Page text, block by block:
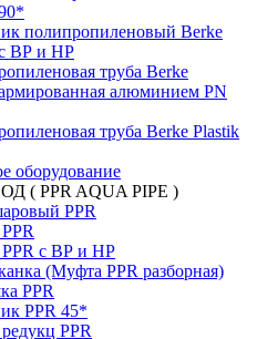
полипропиленовый Berke
ВР и НР
труба Berke
алюминием PN
труба Berke Plastik
оборудование
( PPR AQUA PIPE )
PPR
с ВР и НР
(Муфта PPR разборная)
PPR
PPR 45*
PPR